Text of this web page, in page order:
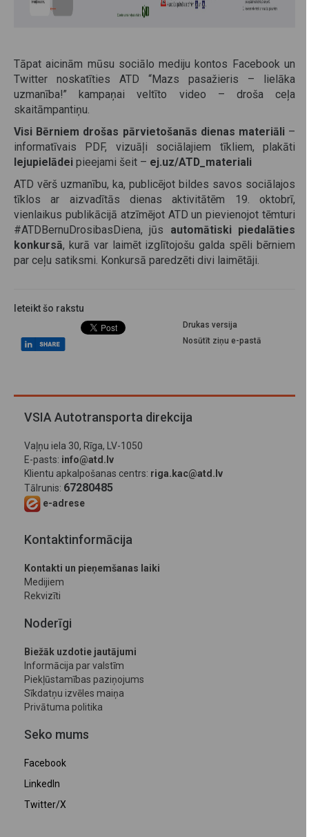
Tāpat aicinām mūsu sociālo mediju kontos Facebook un
Twitter noskatīties ATD “Mazs pasažieris – lielāka
uzmanība!” kampaņai veltīto video – droša ceļa
skaitāmpantiņu.
Visi Bērniem drošas pārvietošanās dienas materiāli –
informatīvais PDF, vizuāļi sociālajiem tīkliem, plakāti
lejupielādei pieejami šeit – ej.uz/ATD_materiali
ATD vērš uzmanību, ka, publicējot bildes savos sociālajos
tīklos ar aizvadītās dienas aktivitātēm 19. oktobrī,
vienlaikus publikācijā atzīmējot ATD un pievienojot tēmturi
#ATDBernuDrosibasDiena, jūs automātiski piedalāties
konkursā, kurā var laimēt izglītojošu galda spēli bērniem
par ceļu satiksmi. Konkursā paredzēti divi laimētāji.
Ieteikt šo rakstu
Drukas versija
Nosūtīt ziņu e-pastā
VSIA Autotransporta direkcija
Vaļņu iela 30, Rīga, LV-1050
E-pasts: info@atd.lv
Klientu apkalpošanas centrs: riga.kac@atd.lv
Tālrunis: 67280485
e-adrese
Kontaktinformācija
Kontakti un pieņemšanas laiki
Medijiem
Rekvizīti
Noderīgi
Biežāk uzdotie jautājumi
Informācija par valstīm
Piekļūstamības paziņojums
Sīkdatņu izvēles maiņa
Privātuma politika
Seko mums
Facebook
LinkedIn
Twitter/X